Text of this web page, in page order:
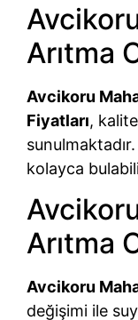
Arıtma
Avcikoru
Fiyatları,
kolayca
Arıtma
Avcikoru
değişimi ile